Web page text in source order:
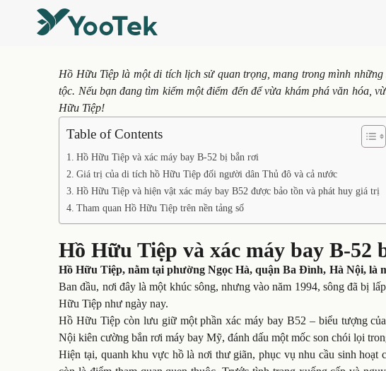
Hồ Hữu Tiệp là một di tích lịch sử quan trọng, mang trong mình
tộc. Nếu bạn đang tìm kiếm một điểm đến để vừa khám phá văn hóa,
Hữu Tiệp!
Table of Contents
Hồ Hữu Tiệp và xác máy bay B-52 bị bắn rơi
Giá trị của di tích hồ Hữu Tiệp đối người dân Thủ đô và cả nước
Hồ Hữu Tiệp và hiện vật xác máy bay B52 được bảo tồn và phát huy giá trị
Tham quan Hồ Hữu Tiệp trên nền tảng số
Hồ Hữu Tiệp và xác máy bay B-52
Hồ Hữu Tiệp, nằm tại phường Ngọc Hà, quận Ba Đình, Hà Nội, là
Ban đầu, nơi đây là một khúc sông, nhưng vào năm 1994, sông đã bị
Hữu Tiệp như ngày nay.
Hồ Hữu Tiệp còn lưu giữ một phần xác máy bay B52 – biểu tượng
Nội kiên cường bắn rơi máy bay Mỹ, đánh dấu một mốc son chói lọi
Hiện tại, quanh khu vực hồ là nơi thư giãn, phục vụ nhu cầu sinh hoạt